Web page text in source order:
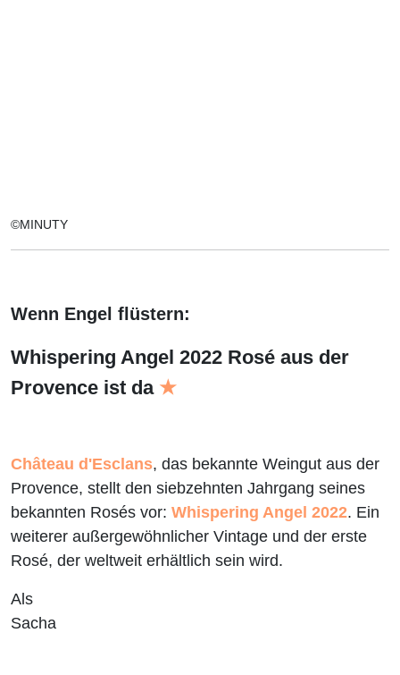
©MINUTY
Wenn Engel flüstern:
Whispering Angel 2022 Rosé aus der
Provence ist da★
Château d'Esclans, das bekannte Weingut aus der
Provence, stellt den siebzehnten Jahrgang seines
bekannten Rosés vor: Whispering Angel 2022. Ein
weiterer außergewöhnlicher Vintage und der erste
Rosé, der weltweit erhältlich sein wird.
Als
Sacha